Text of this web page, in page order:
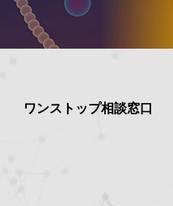
ワンストップ相談窓口